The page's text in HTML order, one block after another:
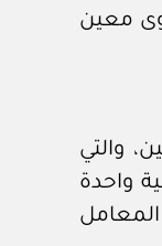
معين
والتي
أسبوعية واحدة
تدريب عملي في المعامل